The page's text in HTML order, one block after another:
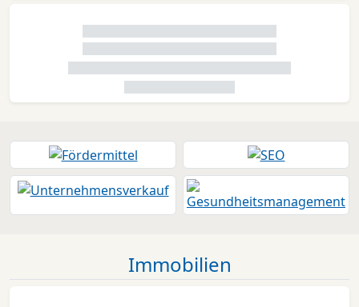
Immobilien